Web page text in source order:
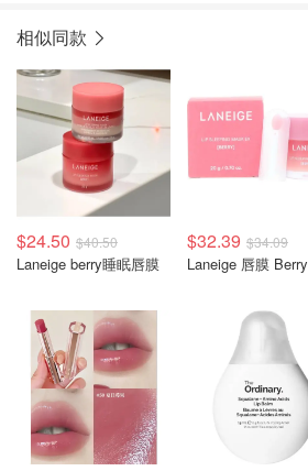
相似同款
$24.50 $40.50
Laneige berry睡眠唇膜
$32.39 $34.09
Laneige 唇膜 Berry